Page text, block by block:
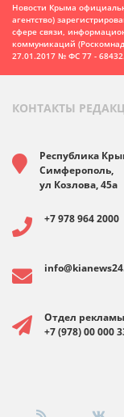
Новости Крыма
агентство)
сфере связи,
коммуникаций
27.01.2017 № ФС 77 - 68432.
КОНТАКТЫ
Республика
Симферополь,
ул Козлова, 45а
+7 978 964 2000
Отдел
+7 (978) 00 000